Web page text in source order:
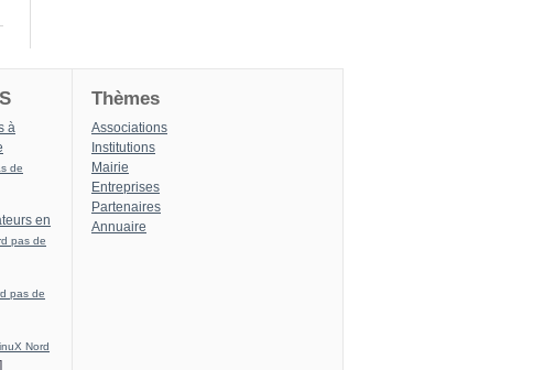
à
de
en
pas de
pas de
Nord
]
Thèmes
Associations
Institutions
Mairie
Entreprises
Partenaires
Annuaire